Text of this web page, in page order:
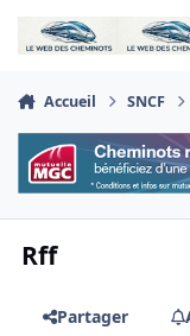
Aller au contenu
Accueil SNCF
Rff
Partager